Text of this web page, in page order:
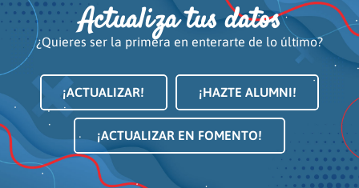
Actualiza tus datos
¿Quieres ser la primera en enterarte de lo último?
¡ACTUALIZAR! ¡HAZTE ALUMNI!
¡ACTUALIZAR EN FOMENTO!